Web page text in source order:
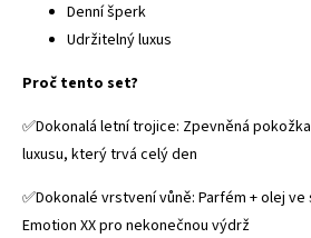
Denní šperk
Udržitelný luxus
Proč tento set?
✅️Dokonalá letní trojice: Zpevněná
luxusu, který trvá celý den
✅️Dokonalé vrstvení vůně: Parfém + olej
Emotion XX pro nekonečnou výdrž